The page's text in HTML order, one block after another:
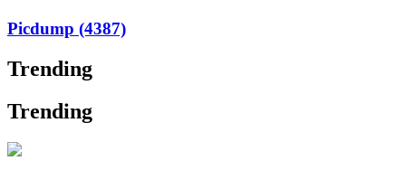
Picdump (4387)
Trending
Trending